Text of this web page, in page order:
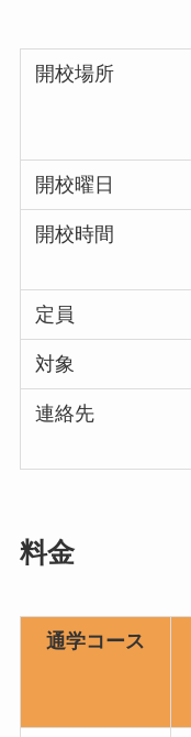
開校場所
開校曜日
開校時間
定員
対象
連絡先
料金
通学コース